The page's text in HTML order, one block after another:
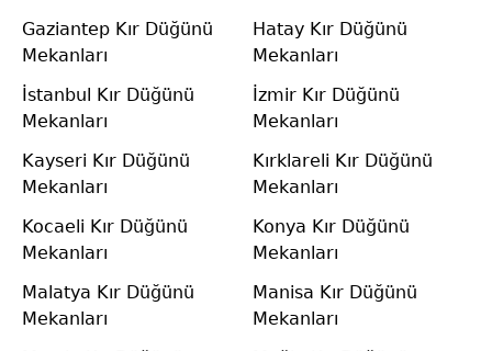
Gaziantep Kır Düğünü
Mekanları
Hatay Kır Düğünü
Mekanları
İstanbul Kır Düğünü
Mekanları
İzmir Kır Düğünü
Mekanları
Kayseri Kır Düğünü
Mekanları
Kırklareli Kır Düğünü
Mekanları
Kocaeli Kır Düğünü
Mekanları
Konya Kır Düğünü
Mekanları
Malatya Kır Düğünü
Mekanları
Manisa Kır Düğünü
Mekanları